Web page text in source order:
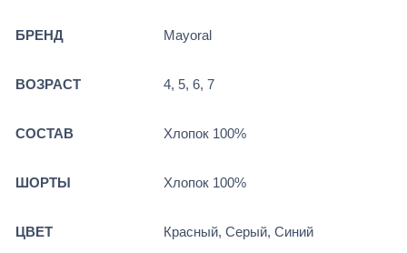
БРЕНД Mayoral
ВОЗРАСТ 4, 5, 6, 7
СОСТАВ Хлопок 100%
ШОРТЫ Хлопок 100%
ЦВЕТ Красный, Серый, Синий